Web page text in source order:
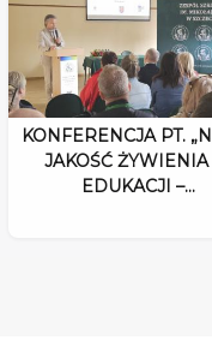
KONFERENCJA PT.
JAKOŚĆ
EDUKACJI –…